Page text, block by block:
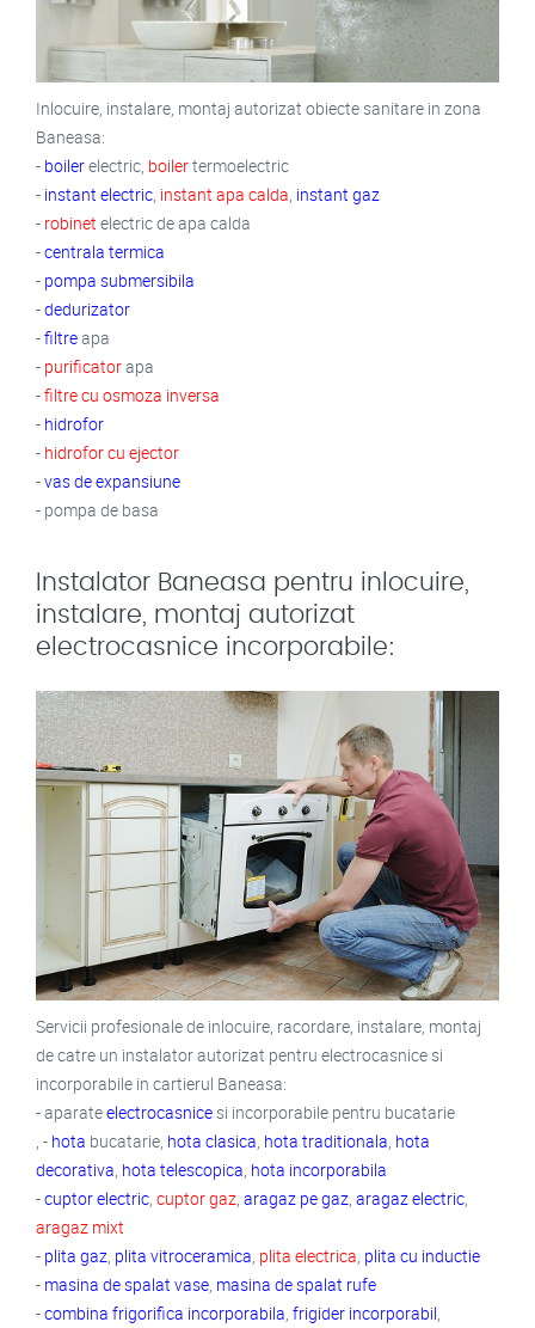
Inlocuire, instalare, montaj autorizat obiecte sanitare in zona
Baneasa:
- boilerelectric, boilertermoelectric
- instant electric, instant apa calda, instant gaz
- robinet electric de apa calda
-centrala termica
- pompa submersibila
-dedurizator
-filtreapa
- purificatorapa
-filtre cu osmoza inversa
- hidrofor
- hidrofor cu ejector
-vas de expansiune
- pompa de basa
Instalator Baneasa pentru inlocuire,
instalare, montaj autorizat
electrocasnice incorporabile:
Servicii profesionale de inlocuire, racordare, instalare, montaj
de catre un instalator autorizat pentru electrocasnice si
incorporabile in cartierul Baneasa:
- aparateelectrocasnicesi incorporabile pentru bucatarie
, - hota bucatarie, hota clasica, hota traditionala, hota
decorativa, hota telescopica, hota incorporabila
-cuptor electric, cuptor gaz, aragaz pe gaz, aragaz electric,
aragaz mixt
- plita gaz, plita vitroceramica, plita electrica, plita cu inductie
- masina de spalat vase, masina de spalat rufe
-combina frigorifica incorporabila, frigider incorporabil,